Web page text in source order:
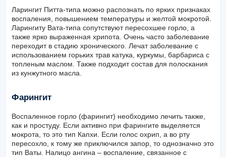
Ларингит Питта-типа можно распознать по ярких признаках
воспаления, повышением температуры и желтой мокротой.
Ларингиту Вата-типа сопутствуют пересохшее горло, а
также ярко выраженная хрипота. Очень часто заболевание
переходит в стадию хронического. Лечат заболевание с
использованием горьких трав катука, куркумы, барбариса с
топленым маслом. Также подходит состав для полоскания
из кунжутного масла.
Фарингит
Воспаленное горло (фарингит) необходимо лечить также,
как и простуду. Если активно при фарингите выделяется
мокрота, то это тип Капхи. Если голос охрип, а во рту
пересохло, к тому же приключился запор, то однозначно это
тип Ваты. Налицо ангина – воспаление, связанное с